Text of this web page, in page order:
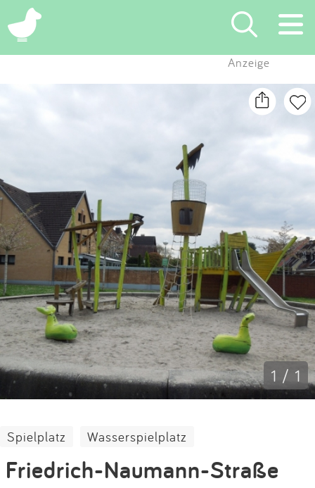
×
Suchen
Blog
Partner
Kontakt
Impressum
Anmelden
Anzeige
1 / 1
Spielplatz Wasserspielplatz
Friedrich-Naumann-Straße